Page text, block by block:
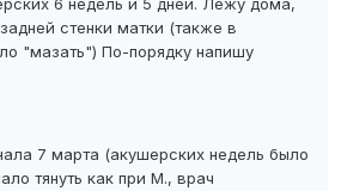
6 недель и 5 дней. Лежу дома,
стенки матки (также в
"мазать") По-порядку напишу
7 марта (акушерских недель было
тянуть как при М., врач